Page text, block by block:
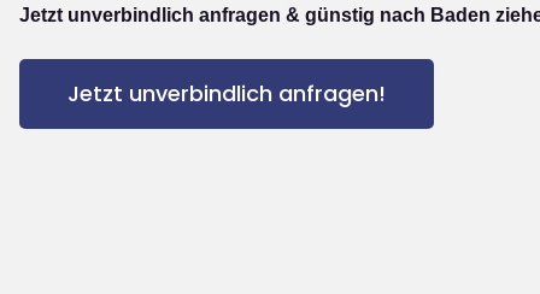
Jetzt unverbindlich anfragen & günstig nach Baden
Jetzt unverbindlich anfragen!